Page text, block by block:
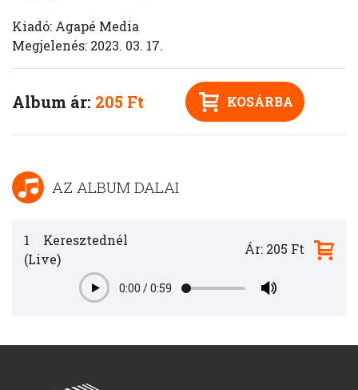
Kiadó: Agapé Media
Megjelenés: 2023. 03. 17.
Album ár: 205 Ft KOSÁRBA
AZ ALBUM DALAI
1
Keresztednél
(Live)
Play0:00 /0:59
Ár: 205 Ft